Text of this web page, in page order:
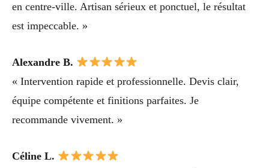
en centre-ville. Artisan sérieux et ponctuel, le résultat
est impeccable. »
Alexandre B.
« Intervention rapide et professionnelle. Devis clair,
équipe compétente et finitions parfaites. Je
recommande vivement. »
Céline L.